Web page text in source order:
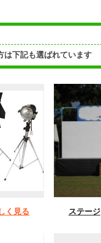
は下記も選ばれています
く見る ステージ